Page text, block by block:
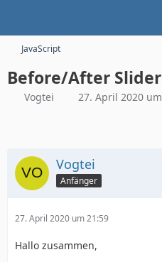
JavaScript
Before/After
Vogtei 27. April 2020
Vogtei
Anfänger
27. April 2020 um 21:59
Hallo zusammen,